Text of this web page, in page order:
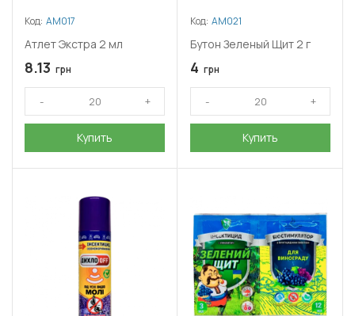
Код: АМ017
Атлет Экстра 2 мл
8.13 грн
Купить
Код: АМ021
Бутон Зеленый Щит 2 г
4 грн
Купить